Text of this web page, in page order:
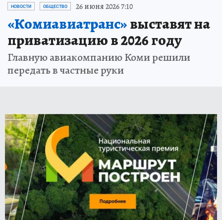
НОВОСТИ ОБЩЕСТВО 26 июня 2026 7:10
«Комиавиатранс»выставят на
приватизацию в 2026 году
Главную авиакомпанию Коми решили
передать в частные руки